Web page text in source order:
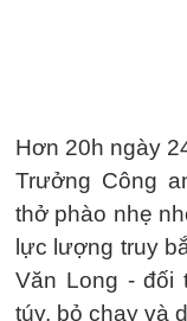
Hơn 20h ngày
Trưởng Công
thở phào nhẹ
lực lượng truy
Văn Long - đối
túy, bỏ chạy và